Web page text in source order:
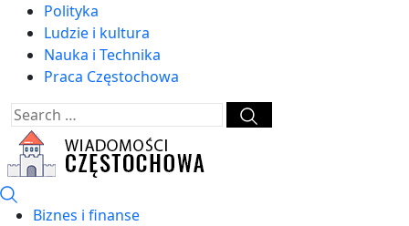
Polityka
Ludzie i kultura
Nauka i Technika
Praca Częstochowa
Biznes i finanse